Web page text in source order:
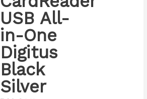
USB All-
in-One
Digitus
Black
Silver